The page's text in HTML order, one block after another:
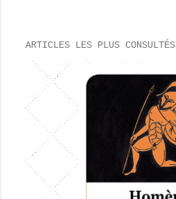
g
t
r
ARTICLES LES PLUS CONSULTÉS